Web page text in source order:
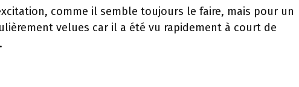
comme il semble toujours le faire, mais pour un
velues car il a été vu rapidement à court de